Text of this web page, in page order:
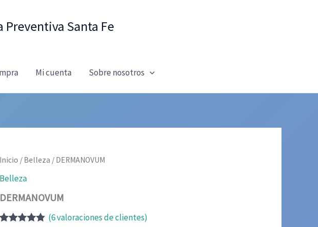
Santa Fe
Mi cuenta Sobre nosotros
Inicio / Belleza / DERMANOVUM
Belleza
DERMANOVUM
(6valoraciones de clientes)